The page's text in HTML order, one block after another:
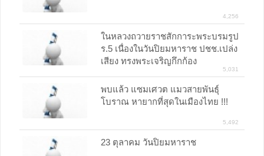
4,256
ในหลวงถวายราชสักการะพระบรมรูป
ร.5 เนื่องในวันปิยมหาราช ปชช.เปล่ง
เสียง ทรงพระเจริญกึกก้อง
5,031
พบแล้ว แซมเศวต แมวสายพันธุ์
โบราณ หายากที่สุดในเมืองไทย !!!
5,492
23 ตุลาคม วันปิยมหาราช